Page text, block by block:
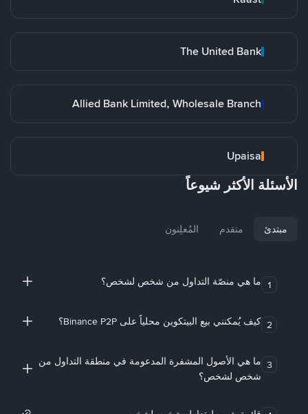
The United Bank
Allied Bank Limited, Wholesale Branch
Upaisa
الأسئلة الأكثر شيوعاً
مبتدئ متقدم المُعلِنون
1 ما هي منصّة التداول من شخص لشخص؟
2 كيف يُمكنني بيع البيتكوين محلياً على Binance P2P؟
3 ما هي الأصول المشفرة المدعومة في منطقة التداول من
شخص لشخص؟